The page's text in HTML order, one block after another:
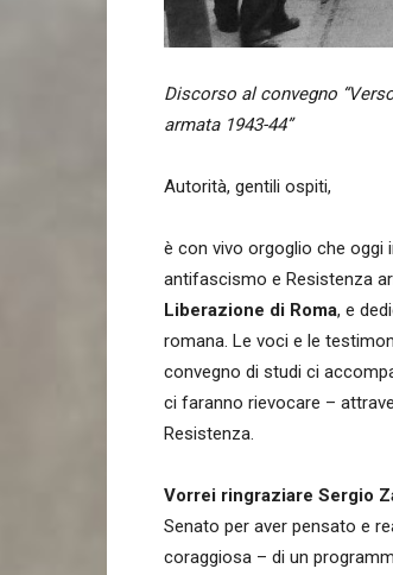
Discorso al convegno
armata 1943-44”
Autorità, gentili ospiti,
è con vivo orgoglio che oggi
antifascismo e Resistenza
Liberazione di Roma, e
romana. Le voci e le
convegno di studi ci
ci faranno rievocare –
Resistenza.
Vorrei ringraziare Sergio
Senato per aver pensato e
coraggiosa – di un